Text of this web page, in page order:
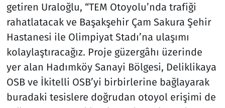
getiren Uraloğlu, “TEM Otoyolu’nda trafiği
rahatlatacak ve Başakşehir Çam Sakura Şehir
Hastanesi ile Olimpiyat Stadı’na ulaşımı
kolaylaştıracağız. Proje güzergâhı üzerinde
yer alan Hadımköy Sanayi Bölgesi, Deliklikaya
OSB ve İkitelli OSB’yi birbirlerine bağlayarak
buradaki tesislere doğrudan otoyol erişimi de